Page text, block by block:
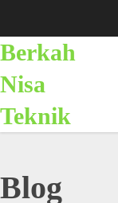
Berkah
Nisa
Teknik
Blog